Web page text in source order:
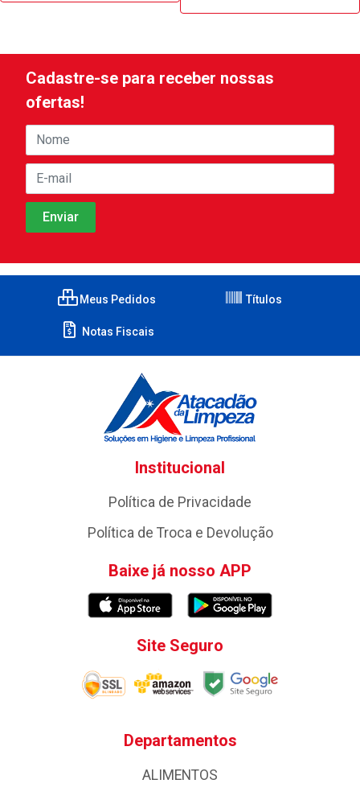
Cadastre-se para receber nossas
ofertas!
Meus Pedidos Títulos
Notas Fiscais
Institucional
Política de Privacidade
Política de Troca e Devolução
Baixe já nosso APP
Site Seguro
Departamentos
ALIMENTOS